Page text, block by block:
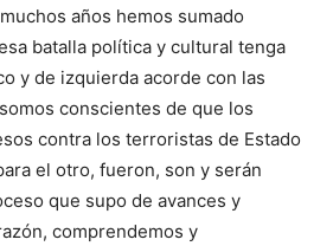
años hemos sumado
batalla política y cultural tenga
y de izquierda acorde con las
conscientes de que los
contra los terroristas de Estado
el otro, fueron, son y serán
que supo de avances y
comprendemos y